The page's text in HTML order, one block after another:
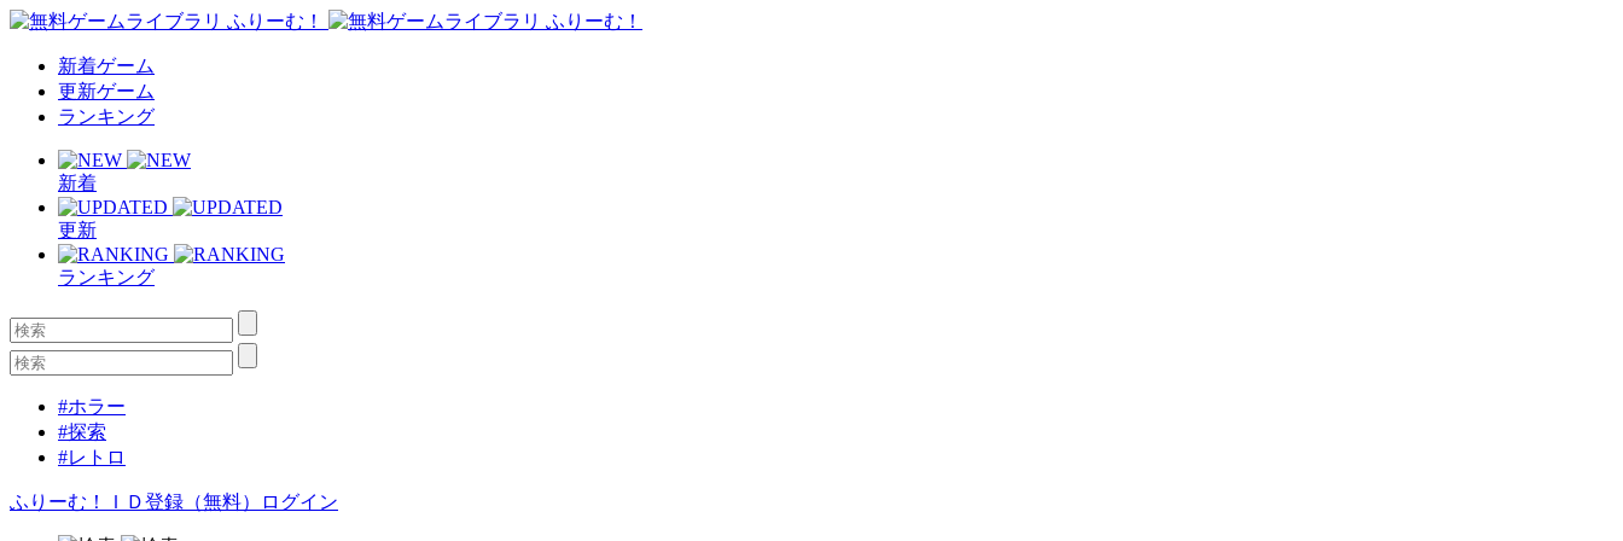
新着ゲーム
更新ゲーム
ランキング
新着
更新
ランキング
#ホラー
#探索
#レトロ
ふりーむ！ＩＤ登録（無料） ログイン